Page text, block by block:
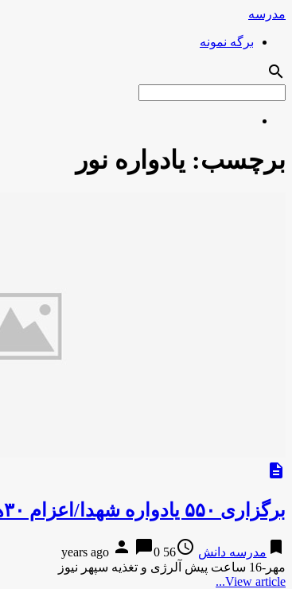
مدرسه
برگه نمونه
search
برچسب: یادواره نور
description
برگزاری ۵۵۰ یادواره شهدا/اعزام ۳۰هزار دانش آموز به سرزمین نور
bookmark مدرسه دانش access_time
56 years ago
person chat_bubble0
مهر-16 ساعت پیش آلرژی و تغذیه سپهر نیوز
View article...